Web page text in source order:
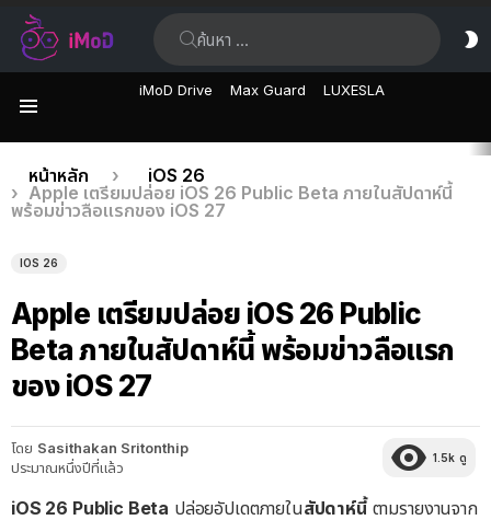
iMoD Drive Max Guard LUXESLA
เรื่อง
ล่าสุด
คุณอยู่ที่นี่:
หน้าหลัก
iOS 26
Apple เตรียมปล่อย iOS 26 Public Beta ภายในสัปดาห์นี้
พร้อมข่าวลือแรกของ iOS 27
IOS 26
Apple เตรียมปล่อย iOS 26 Public
Beta ภายในสัปดาห์นี้ พร้อมข่าวลือแรก
ของ iOS 27
โดย Sasithakan Sritonthip
ประมาณหนึ่งปีที่แล้ว
1.5k ดู
iOS 26 Public Beta ปล่อยอัปเดตภายในสัปดาห์นี้ตามรายงานจาก